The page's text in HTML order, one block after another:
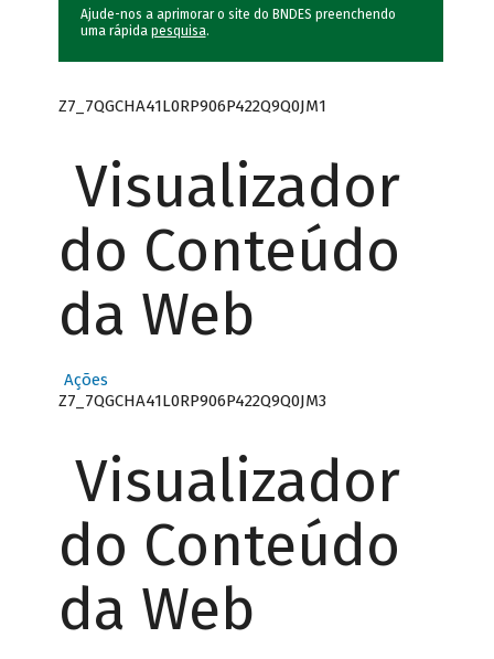
Ajude-nos a aprimorar o site do BNDES preenchendo
uma rápida pesquisa.
Z7_7QGCHA41L0RP906P422Q9Q0JM1
Visualizador
do Conteúdo
da Web
Ações
Z7_7QGCHA41L0RP906P422Q9Q0JM3
Visualizador
do Conteúdo
da Web